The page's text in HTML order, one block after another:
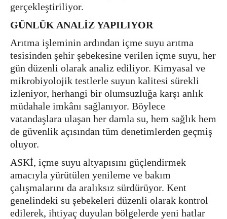
gerçekleştiriliyor.
GÜNLÜK ANALİZ YAPILIYOR
Arıtma işleminin ardından içme suyu arıtma
tesisinden şehir şebekesine verilen içme suyu, her
gün düzenli olarak analiz ediliyor. Kimyasal ve
mikrobiyolojik testlerle suyun kalitesi sürekli
izleniyor, herhangi bir olumsuzluğa karşı anlık
müdahale imkânı sağlanıyor. Böylece
vatandaşlara ulaşan her damla su, hem sağlık hem
de güvenlik açısından tüm denetimlerden geçmiş
oluyor.
ASKİ, içme suyu altyapısını güçlendirmek
amacıyla yürütülen yenileme ve bakım
çalışmalarını da aralıksız sürdürüyor. Kent
genelindeki su şebekeleri düzenli olarak kontrol
edilerek, ihtiyaç duyulan bölgelerde yeni hatlar